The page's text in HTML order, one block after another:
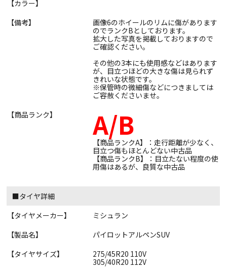
【カラー】
【備考】
画像6のホイールのリムに傷があります
のでランクBとしております。
拡大した写真を掲載しておりますので
ご確認ください。
その他の3本にも使用感などはあります
が、目立つほどの大きな傷は見られず
きれいな状態です。
※保管時の微細傷などにつきましては
ご容赦くださいませ。
【商品ランク】
A/B
【商品ランクA】：走行距離が少なく、
目立つ傷もほとんどない中古品
【商品ランクB】：目立たない程度の使
用傷はあるが、良質な中古品
■タイヤ詳細
【タイヤメーカー】
ミシュラン
【製品名】
パイロットアルペンSUV
【タイヤサイズ】
275/45R20 110V
305/40R20 112V